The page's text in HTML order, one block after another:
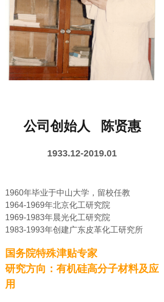
公司创始人 陈贤惠
1933.12-2019.01
1960年毕业于中山大学，留校任教
1964-1969年北京化工研究院
1969-1983年晨光化工研究院
1983-1993年创建广东皮革化工研究所
国务院特殊津贴专家
研究方向：有机硅高分子材料及应
用